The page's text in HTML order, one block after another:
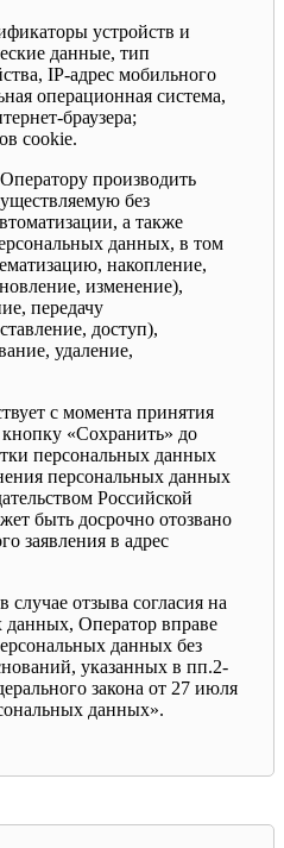
устройств и
данные, тип
IP-адрес мобильного
операционная система,
браузера;
cookie.
производить
без
а также
данных, в том
накопление,
изменение),
передачу
доступ),
удаление,
с момента принятия
«Сохранить» до
персональных данных
персональных данных
Российской
быть досрочно отозвано
заявления в адрес
отзыва согласия на
данных, Оператор вправе
данных без
указанных в пп.2-
закона от 27 июля
данных».